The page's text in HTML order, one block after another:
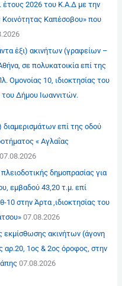
έτους 2026 του Κ.Α.Δ με την
Κοινότητας Καπέσοβου» που
έξι) ακινήτων (γραφείων –
σε πολυκατοικία επί της
Ομονοίας 10, ιδιοκτησίας του
Δήμου Ιωαννιτών.
επί της οδού
« Αγλαΐας
07.08.2026
δημοπρασίας για
εμβαδού 43,20 τ.μ. επί
10 στην Άρτα ,ιδιοκτησίας του
07.08.2026
εκμίσθωσης ακινήτων (άγονη
αρ.20, 1ος & 2ος όροφος, στην
07.08.2026